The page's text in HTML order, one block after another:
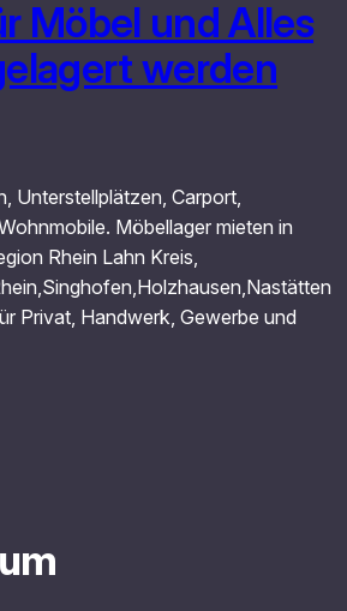
Möbel und Alles
werden
Unterstellplätzen, Carport,
Möbellager mieten in
Rhein Lahn Kreis,
Privat, Handwerk, Gewerbe und